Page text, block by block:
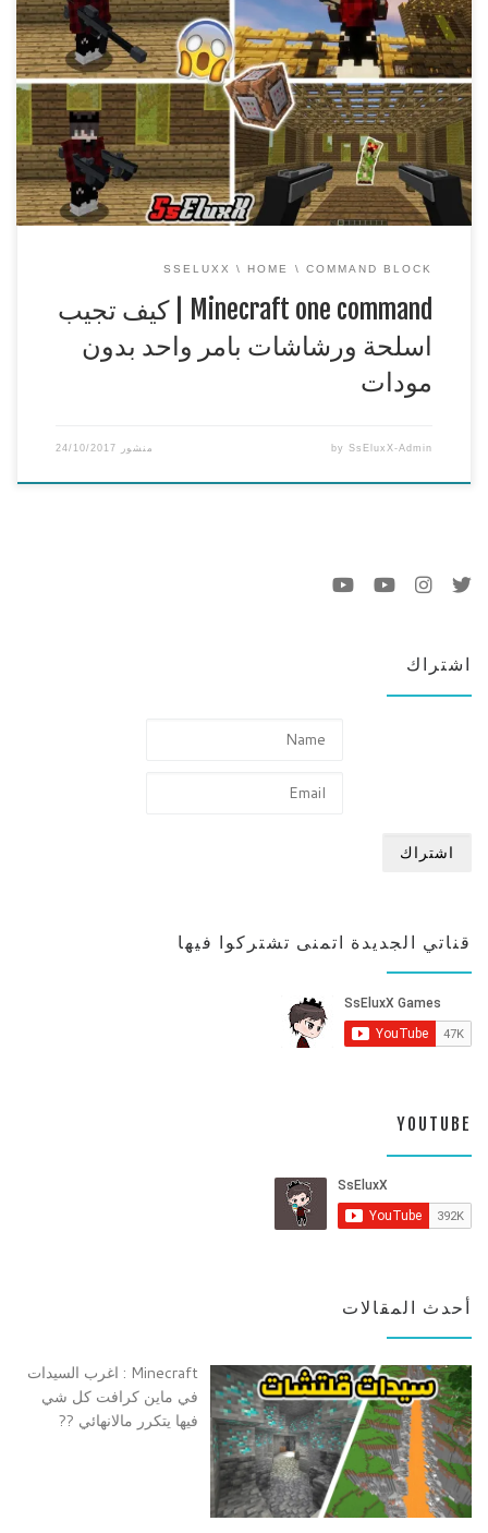
Minecraft one command | كيف تجيب اسلحة ورشاشات بامر
واحد بدون مودات
===============================================
== شكرا لكم على المشاهدة ويا ريت نقدر نوصل 1000 لايك n_n
اكتب وش افضل سلاح اعجبك n_n وياريت تنشرون هاشتاق :
#دعمSsEluxX
رابط الامر | Command Here
https://cimapminecraft.com/commands/minecraft-guns
رابط تحميل العالم | – World
[…]
COMMAND BLOCK
HOME
SSELUXX
Minecraft one command | كيف تجيب
اسلحة ورشاشات بامر واحد بدون
مودات
bySsEluxX-Admin منشور 24/10/2017
اشتراك
قناتي الجديدة اتمنى تشتركوا فيها
YOUTUBE
أحدث المقالات
Minecraft : اغرب السيدات
في ماين كرافت كل شي
فيها يتكرر مالانهائي ??